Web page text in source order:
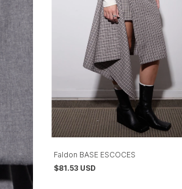
Faldon BASE ESCOCES
$81.53 USD